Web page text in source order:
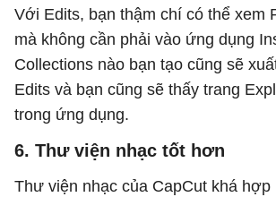
Với Edits, bạn thậm chí có thể xem
mà không cần phải vào ứng dụng
Collections nào bạn tạo cũng sẽ
Edits và bạn cũng sẽ thấy trang
trong ứng dụng.
6. Thư viện nhạc tốt hơn
Thư viện nhạc của CapCut khá hợp